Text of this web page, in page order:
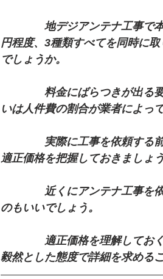
地デジアンテナ工事で本体
円程度、3種類すべてを同時に
でしょうか。
料金にばらつきが出る要因
いは人件費の割合が業者によっ
実際に工事を依頼する前に
適正価格を把握しておきましょう
近くにアンテナ工事を依頼
のもいいでしょう。
適正価格を理解しておくこ
毅然とした態度で詳細を求める